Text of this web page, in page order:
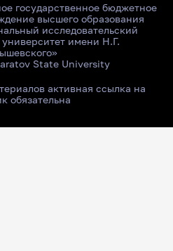
государственное бюджетное
высшего образования
исследовательский
имени Н.Г.
State University
активная ссылка на
обязательна